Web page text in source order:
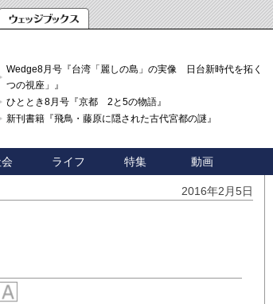
Wedge8月号『台湾「麗しの島」の実像 日台新時代を拓く「3
つの視座」』
ひととき8月号『京都 2と5の物語』
新刊書籍『飛鳥・藤原に隠された古代宮都の謎』
ライフ 特集 動画
2016年2月5日